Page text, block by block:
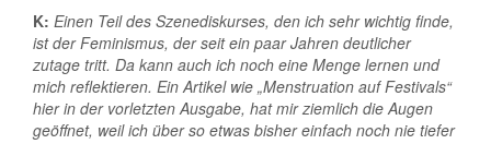
K: Einen Teil des Szenediskurses, den ich sehr wichtig finde,
ist der Feminismus, der seit ein paar Jahren deutlicher
zutage tritt. Da kann auch ich noch eine Menge lernen und
mich reflektieren. Ein Artikel wie „Menstruation auf Festivals“
hier in der vorletzten Ausgabe, hat mir ziemlich die Augen
geöffnet, weil ich über so etwas bisher einfach noch nie tiefer